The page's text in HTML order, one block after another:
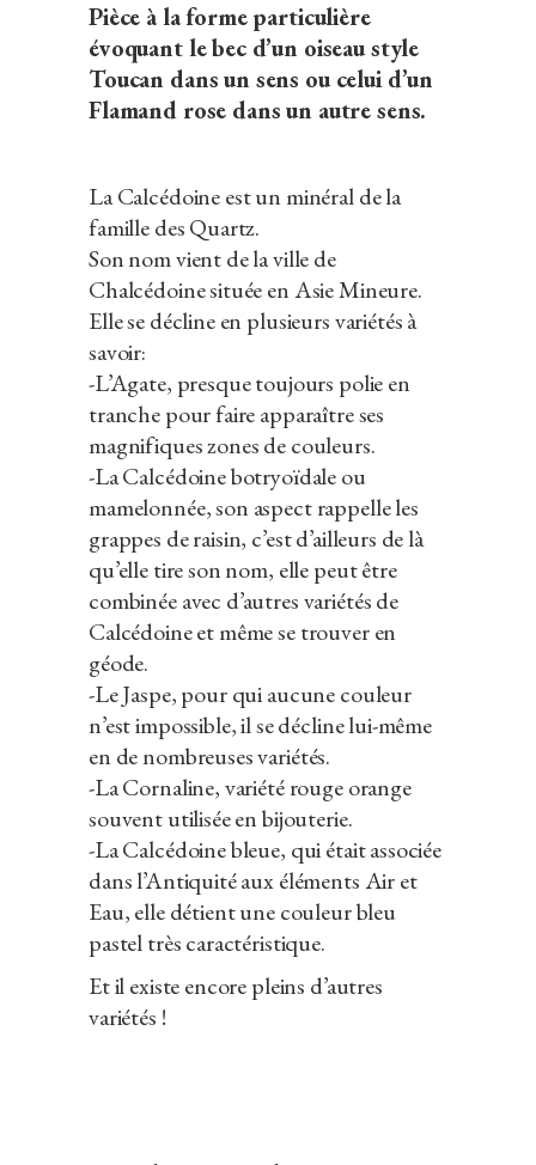
Pièce à la forme particulière
évoquant le bec d’un oiseau style
Toucan dans un sens ou celui d’un
Flamand rose dans un autre sens.
La Calcédoine est un minéral de la
famille des Quartz.
Son nom vient de la ville de
Chalcédoine située en Asie Mineure.
Elle se décline en plusieurs variétés à
savoir:
-L’Agate, presque toujours polie en
tranche pour faire apparaître ses
magnifiques zones de couleurs.
-La Calcédoine botryoïdale ou
mamelonnée, son aspect rappelle les
grappes de raisin, c’est d’ailleurs de là
qu’elle tire son nom, elle peut être
combinée avec d’autres variétés de
Calcédoine et même se trouver en
géode.
-Le Jaspe, pour qui aucune couleur
n’est impossible, il se décline lui-même
en de nombreuses variétés.
-La Cornaline, variété rouge orange
souvent utilisée en bijouterie.
-La Calcédoine bleue, qui était associée
dans l’Antiquité aux éléments Air et
Eau, elle détient une couleur bleu
pastel très caractéristique.
Et il existe encore pleins d’autres
variétés !